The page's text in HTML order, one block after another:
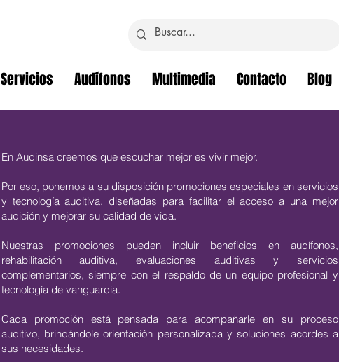
Servicios Audífonos Multimedia Contacto Blog
En Audinsa creemos que escuchar mejor es vivir mejor.
Por eso, ponemos a su disposición promociones especiales en servicios
y tecnología auditiva, diseñadas para facilitar el acceso a una mejor
audición y mejorar su calidad de vida.
Nuestras promociones pueden incluir beneficios en audífonos,
rehabilitación auditiva, evaluaciones auditivas y servicios
complementarios, siempre con el respaldo de un equipo profesional y
tecnología de vanguardia.
Cada promoción está pensada para acompañarle en su proceso
auditivo, brindándole orientación personalizada y soluciones acordes a
sus necesidades.